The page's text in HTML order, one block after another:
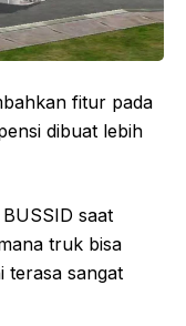
fitur pada
dibuat lebih
saat
truk bisa
terasa sangat